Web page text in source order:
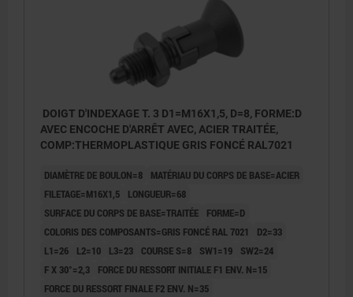
DOIGT D'INDEXAGE T. 3 D1=M16X1,5, D=8, FORME:D
AVEC ENCOCHE D'ARRÊT AVEC, ACIER TRAITÉE,
COMP:THERMOPLASTIQUE GRIS FONCÉ RAL7021
DIAMÈTRE DE BOULON=8
MATÉRIAU DU CORPS DE BASE=ACIER
FILETAGE=M16X1,5
LONGUEUR=68
SURFACE DU CORPS DE BASE=TRAITÉE
FORME=D
COLORIS DES COMPOSANTS=GRIS FONCÉ RAL 7021
D2=33
L1=26
L2=10 L3=23 COURSE S=8 SW1=19
SW2=24
F X 30°=2,3
FORCE DU RESSORT INITIALE F1 ENV. N=15
FORCE DU RESSORT FINALE F2 ENV. N=35